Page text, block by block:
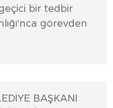
bir tedbir
görevden
BAŞKANI